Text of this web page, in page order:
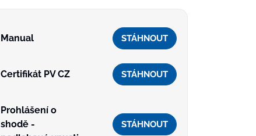
Manual STÁHNOUT
Certifikát PV CZ STÁHNOUT
Prohlášení o
shodě -
STÁHNOUT